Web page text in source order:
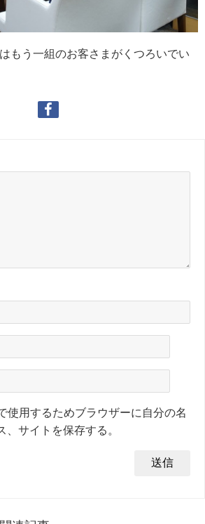
もう一組のお客さまがくつろいでい
使用するためブラウザーに自分の名
、サイトを保存する。